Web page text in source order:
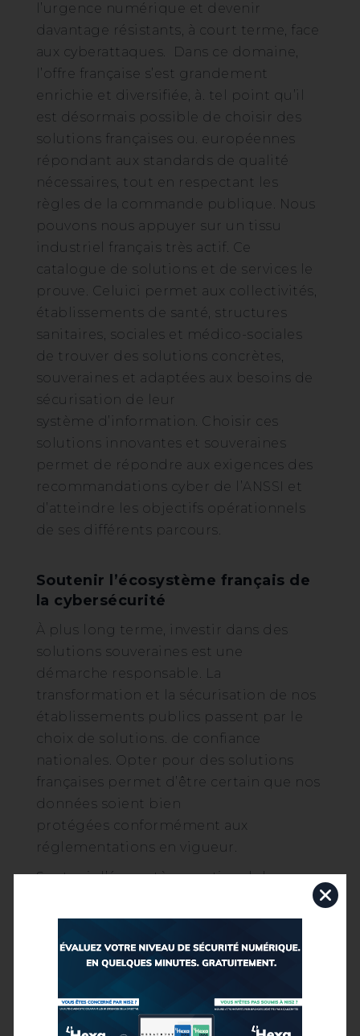
l’urgence numérique et devenir
davantage résistants, à court terme, face
aux cyberattaques. Dans ce domaine,
l’offre française s’est grandement
enrichie et diversifiée, à. tel point qu’il
est désormais possible de choisir des
solutions françaises ou. européennes
répondant aux standards de qualité
nécessaires, tout en respectant les
règles de la commande publique. Nous
pouvons nous appuyer sur un tissu
industriel français très actif. Ce
catalogue de solutions et de services le
prouve. Celuici permet aux collectivités,
établissements de santé, structures
sanitaires, sociales et médico-sociales
de trouver des solutions concrètes,
souveraines et adaptées aux besoins de
sécurisation de leur
système d’information. Choisir ces
solutions innovantes et souveraines
permet de répondre aux exigences des
recommandations cyber de l’ANSSI et
d’atteindre les objectifs opérationnels
de ses différents parcours.
Soutenir l’écosystème français de
la cybersécurité
À plus long terme, investir dans des
solutions souveraines est une
démarche responsable. La
transformation et la sécurisation de nos
établissements publics passent par le
choix de solutions. de confiance
nationales. Opter pour des solutions
françaises permet d’être certain que nos
données soient bien
protégées conformément aux
réglementations en vigueur.
Soutenir l’écosystème national de
la proposition de valeur
d’entreprises françaises, lesquelles
contribuent aux finances publiques via
l’impôt sur les sociétés. Cela permet
également de reconnaître la qualité des